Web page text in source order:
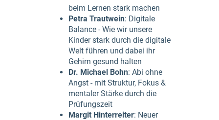
beim Lernen stark machen
Petra Trautwein: Digitale
Balance - Wie wir unsere
Kinder stark durch die digitale
Welt führen und dabei ihr
Gehirn gesund halten
Dr. Michael Bohn: Abi ohne
Angst - mit Struktur, Fokus &
mentaler Stärke durch die
Prüfungszeit
Margit Hinterreiter: Neuer